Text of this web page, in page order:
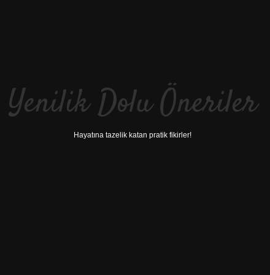
Yenilik Dolu Öneriler
Hayatına tazelik katan pratik fikirler!